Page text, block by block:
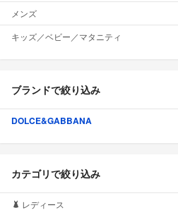
メンズ
キッズ／ベビー／マタニティ
ブランドで絞り込み
DOLCE&GABBANA
カテゴリで絞り込み
レディース